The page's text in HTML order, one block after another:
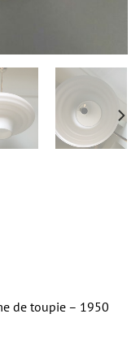
de toupie – 1950